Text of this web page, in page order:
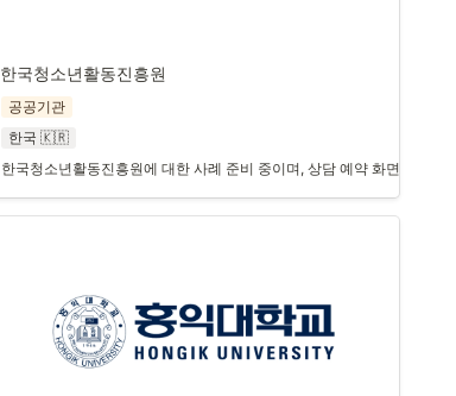
소스 관리 능력을 향상시키기 위해 맞춤 컨설팅 과정을 진행하였으며,
한국청소년활동진흥원
공공기관
한국 🇰🇷
한국청소년활동진흥원에 대한 사례 준비 중이며, 상담 예약 화면 링크와